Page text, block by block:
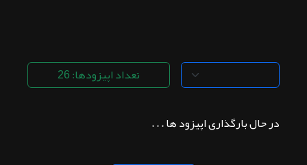
تعداد اپیزودها: 26
در حال بارگذاری اپیزود ها . . .